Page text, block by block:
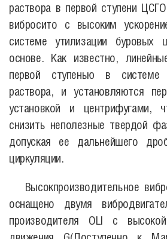
раствора в первой ступени
вибросито с высоким
системе утилизации
основе. Как известно,
первой ступенью в системе
раствора, и установляются
установкой и центрифугами,
снизить неполезные твердой
допуская ее дальнейшего
циркуляции.
Высокпроизводительное
оснащено двумя
производителя OLI с